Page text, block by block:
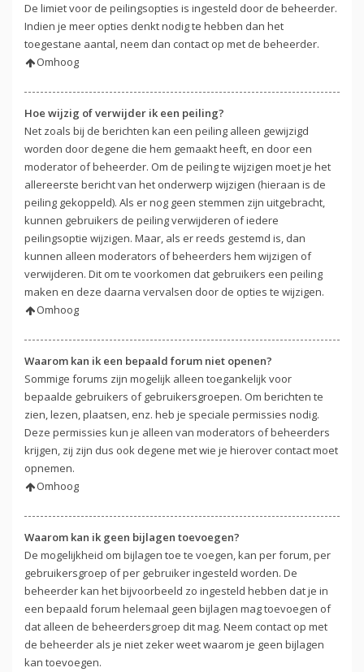
De limiet voor de peilingsopties is ingesteld door de beheerder.
Indien je meer opties denkt nodig te hebben dan het
toegestane aantal, neem dan contact op met de beheerder.
Omhoog
Hoe wijzig of verwijder ik een peiling?
Net zoals bij de berichten kan een peiling alleen gewijzigd
worden door degene die hem gemaakt heeft, en door een
moderator of beheerder. Om de peiling te wijzigen moet je het
allereerste bericht van het onderwerp wijzigen (hieraan is de
peiling gekoppeld). Als er nog geen stemmen zijn uitgebracht,
kunnen gebruikers de peiling verwijderen of iedere
peilingsoptie wijzigen. Maar, als er reeds gestemd is, dan
kunnen alleen moderators of beheerders hem wijzigen of
verwijderen. Dit om te voorkomen dat gebruikers een peiling
maken en deze daarna vervalsen door de opties te wijzigen.
Omhoog
Waarom kan ik een bepaald forum niet openen?
Sommige forums zijn mogelijk alleen toegankelijk voor
bepaalde gebruikers of gebruikersgroepen. Om berichten te
zien, lezen, plaatsen, enz. heb je speciale permissies nodig.
Deze permissies kun je alleen van moderators of beheerders
krijgen, zij zijn dus ook degene met wie je hierover contact moet
opnemen.
Omhoog
Waarom kan ik geen bijlagen toevoegen?
De mogelijkheid om bijlagen toe te voegen, kan per forum, per
gebruikersgroep of per gebruiker ingesteld worden. De
beheerder kan het bijvoorbeeld zo ingesteld hebben dat je in
een bepaald forum helemaal geen bijlagen mag toevoegen of
dat alleen de beheerdersgroep dit mag. Neem contact op met
de beheerder als je niet zeker weet waarom je geen bijlagen
kan toevoegen.